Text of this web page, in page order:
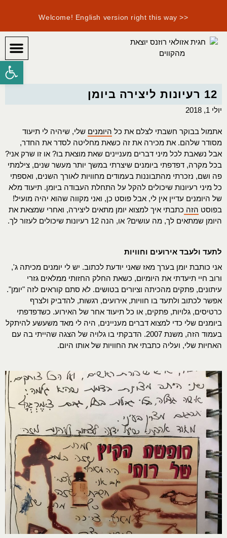
פתח
<< Welcome! English version right this way
12 רעיונות ליצירה ביומן
יולי 1, 2018
אתמול בבוקר חשבתי לצלם את כל היומנים שלי, שיהיה לי תיעוד
מסודר שלהם. את מכירה את זה כשאת מחליטה לסדר את החדר,
אבל נשאבת לכל מיני דברים מעניינים שאת מוצאת בו? או זו שרק אני?
בכל מקרה, דפדפתי ביומנים שיצרתי במשך יותר מעשר שנים, צילמתי
פה ושם, נזכרתי מהתבוננות בעמודים מחוויות לאורך השנים, ואספתי
כל מיני רעיונות שיכולים להקל על התחלת העבודה ביומן. תיעוד מלא
של היומנים עדיין אין לי, אבל פוסט כן, ואני מקווה שהוא יהיה מועיל!
בפוסט הזה כתבתי איך למצוא יומן מתאים ליצירה, ואחרי שמצאת את
היומן שמתאים לך, מה עושים? או, הנה 12 רעיונות שיכולים לעזור לך.
לתעד ולעבד אירועים וחוויות
אני כותבת יומן בערך מאז שאני יודעת לכתוב. יש לי יומנים מכיתה ג',
ורוב חיי תיעדתי את היומיום, כשאת החלק החזותי ממלאים גזרי
עיתונים, פתקים מהכיתה וציורים בטושים. לא סתם קוראים לזה "יומן".
אפשר לכתוב ולתעד בו חוויות, אירועים, רגשות, להדביק ולצרף
כרטיסים, גלויות, פתקים, או כל תיעוד אחר של האירוע. כשדפדפתי
ביומנים שלי כדי למצוא דברים מעניינים, היה לי מאד משעשע להיתקל
בעמוד הזה, משנת 2007. הדבקתי בו גלויה של הצגה שהייתי בה עם
האחיות שלי, ועליה כתבתי את החוויות של אותו היום.